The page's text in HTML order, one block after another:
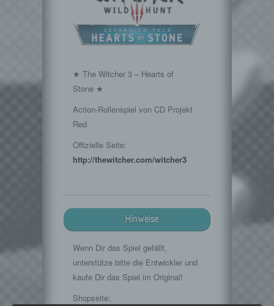
★ The Witcher 3 – Hearts of
Stone ★
Action-Rollenspiel von CD Projekt
Red
Offizielle Seite:
http://thewitcher.com/witcher3
Hinweise
Wenn Dir das Spiel gefällt,
unterstütze bitte die Entwickler und
kaufe Dir das Spiel im Original!
Shopseite: